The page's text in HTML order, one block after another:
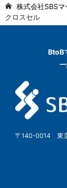
株式会社SBS
クロスセル
BtoB
〒140-0014 東